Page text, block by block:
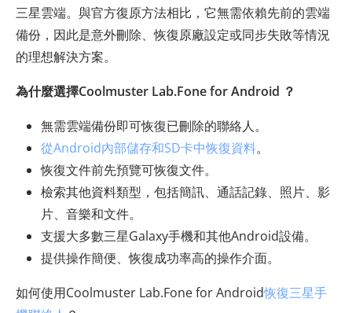
三星雲端。與官方復原方法相比，它無需依賴先前的雲端
備份，因此是意外刪除、恢復原廠設定或同步失敗等情況
的理想解決方案。
為什麼選擇Coolmuster Lab.Fone for Android ？
無需雲端備份即可恢復已刪除的聯絡人。
從Android內部儲存和SD卡中恢復資料。
恢復文件前先預覽可恢復文件。
檢索其他資料類型，包括簡訊、通話記錄、照片、影
片、音樂和文件。
支援大多數三星Galaxy手機和其他Android設備。
提供操作簡便、恢復成功率高的操作介面。
如何使用Coolmuster Lab.Fone for Android恢復三星手